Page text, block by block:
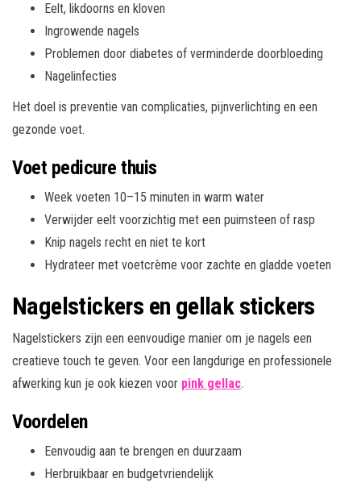
Eelt, likdoorns en kloven
Ingrowende nagels
Problemen door diabetes of verminderde doorbloeding
Nagelinfecties
Het doel is preventie van complicaties, pijnverlichting en een
gezonde voet.
Voet pedicure thuis
Week voeten 10–15 minuten in warm water
Verwijder eelt voorzichtig met een puimsteen of rasp
Knip nagels recht en niet te kort
Hydrateer met voetcrème voor zachte en gladde voeten
Nagelstickers en gellak stickers
Nagelstickers zijn een eenvoudige manier om je nagels een
creatieve touch te geven. Voor een langdurige en professionele
afwerking kun je ook kiezen voor pink gellac.
Voordelen
Eenvoudig aan te brengen en duurzaam
Herbruikbaar en budgetvriendelijk